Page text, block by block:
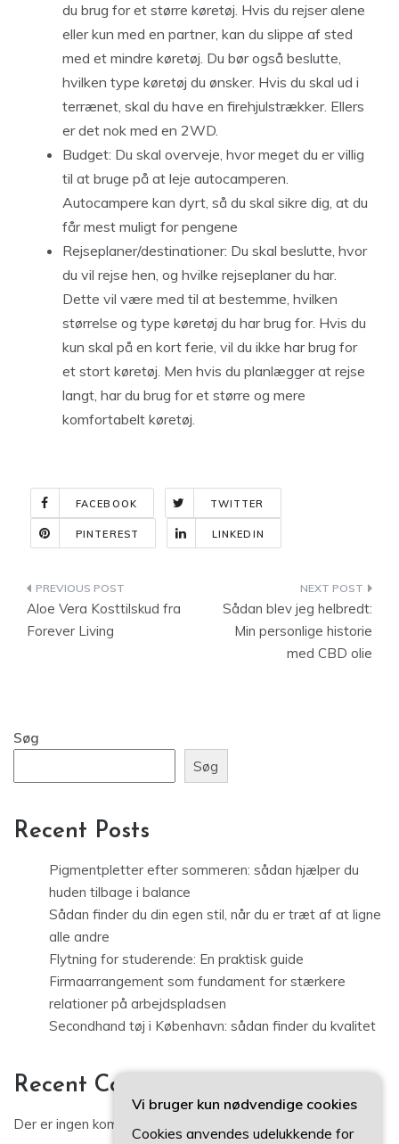
du brug for et større køretøj. Hvis du rejser alene
eller kun med en partner, kan du slippe af sted
med et mindre køretøj. Du bør også beslutte,
hvilken type køretøj du ønsker. Hvis du skal ud i
terrænet, skal du have en firehjulstrækker. Ellers
er det nok med en 2WD.
Budget: Du skal overveje, hvor meget du er villig
til at bruge på at leje autocamperen.
Autocampere kan dyrt, så du skal sikre dig, at du
får mest muligt for pengene
Rejseplaner/destinationer: Du skal beslutte, hvor
du vil rejse hen, og hvilke rejseplaner du har.
Dette vil være med til at bestemme, hvilken
størrelse og type køretøj du har brug for. Hvis du
kun skal på en kort ferie, vil du ikke har brug for
et stort køretøj. Men hvis du planlægger at rejse
langt, har du brug for et større og mere
komfortabelt køretøj.
FACEBOOK TWITTER
PINTEREST LINKEDIN
Indlægsnavigation
Aloe Vera Kosttilskud fra
Forever Living
Sådan blev jeg helbredt:
Min personlige historie
med CBD olie
Søg
Søg
Recent Posts
Pigmentpletter efter sommeren: sådan hjælper du
huden tilbage i balance
Sådan finder du din egen stil, når du er træt af at ligne
alle andre
Flytning for studerende: En praktisk guide
Firmaarrangement som fundament for stærkere
relationer på arbejdspladsen
Secondhand tøj i København: sådan finder du kvalitet
Recent Comments
Der er ingen kommentarer at vise.
Vi bruger kun nødvendige cookies
Cookies anvendes udelukkende for